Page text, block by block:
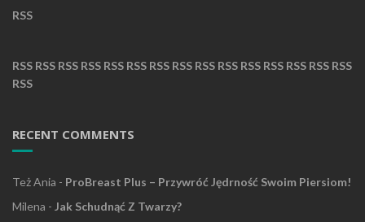
RSS
RSS RSS RSS RSS RSS RSS RSS RSS RSS RSS RSS RSS RSS RSS RSS
RSS
RECENT COMMENTS
Też Ania - ProBreast Plus – Przywróć Jędrność Swoim Piersiom!
Milena - Jak Schudnąć Z Twarzy?